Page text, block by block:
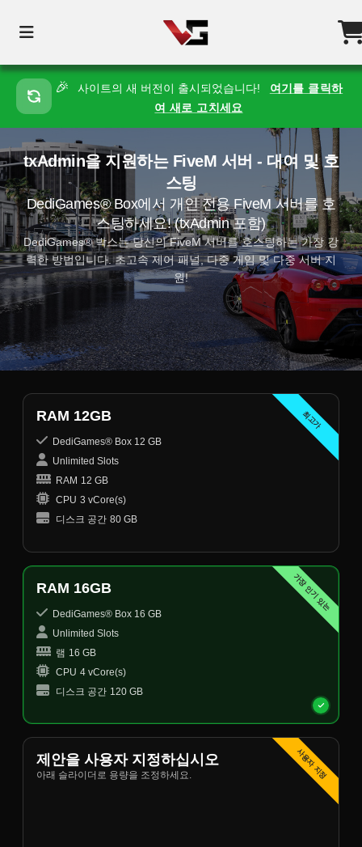
🎉 사이트의 새 버전이 출시되었습니다!
여기를 클릭하
여 새로 고치세요
txAdmin을 지원하는 FiveM 서버 - 대여 및 호
스팅
DediGames® Box에서 개인 전용 FiveM 서버를 호
스팅하세요! (txAdmin 포함)
DediGames® 박스는 당신의 FiveM 서버를 호스팅하는 가장 강
력한 방법입니다. 초고속 제어 패널, 다중 게임 및 다중 서버 지
원!
최고가
RAM 12GB
DediGames® Box 12 GB
Unlimited Slots
RAM 12 GB
CPU 3 vCore(s)
디스크 공간 80 GB
가장 인기 있는
RAM 16GB
DediGames® Box 16 GB
Unlimited Slots
램 16 GB
CPU 4 vCore(s)
디스크 공간 120 GB
사용자 지정
제안을 사용자 지정하십시오
아래 슬라이더로 용량을 조정하세요.